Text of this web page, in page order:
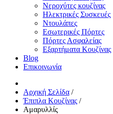
Νεροχύτες κουζίνας
Ηλεκτρικές Συσκευές
Ντουλάπες
Εσωτερικές Πόρτες
Πόρτες Ασφαλείας
Εξαρτήματα Κουζίνας
Blog
Επικοινωνία
Αρχική Σελίδα /
Έπιπλα Κουζίνας /
Αμαρυλλίς